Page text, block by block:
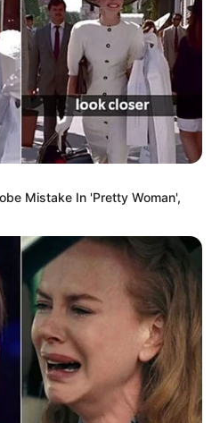
schon seit Jahrtausenden
anwenden, hatte
Welt gelehrt. Die
ja endlich auch mal
weitere Kalauer
Smartphone Startseite
Mistake In 'Pretty Woman',